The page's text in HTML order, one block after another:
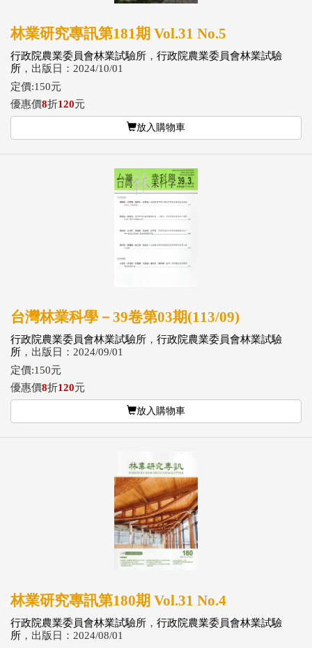
林業研究專訊第181期 Vol.31 No.5
行政院農業委員會林業試驗所 ， 行政院農業委員會林業試驗
所 ，出版日：2024/10/01
定價:150元
優惠價8折120元
放入購物車
台灣林業科學－39卷第03期(113/09)
行政院農業委員會林業試驗所 ， 行政院農業委員會林業試驗
所 ，出版日：2024/09/01
定價:150元
優惠價8折120元
放入購物車
林業研究專訊第180期 Vol.31 No.4
行政院農業委員會林業試驗所 ， 行政院農業委員會林業試驗
所 ，出版日：2024/08/01